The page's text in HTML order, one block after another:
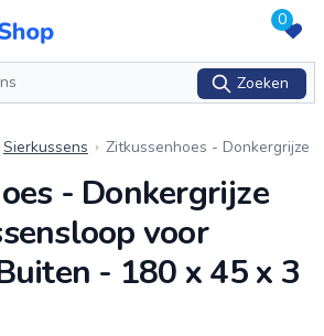
0
Zoeken
Sierkussens
Zitkussenhoes - Donkergrijze
nen en Buiten - 180 x 45 x 3
- Donkergrijze
voor
- 180 x 45 x 3